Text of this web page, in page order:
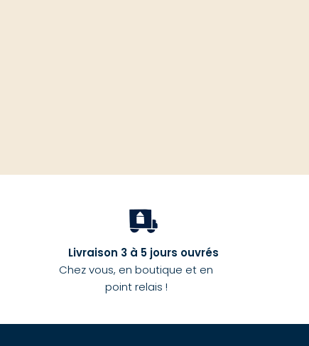
Livraison 3 à 5 jours ouvrés
Chez vous, en boutique et en
point relais !